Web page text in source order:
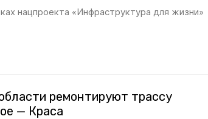
нацпроекта «Инфраструктура для жизни»
ремонтируют трассу
— Краса